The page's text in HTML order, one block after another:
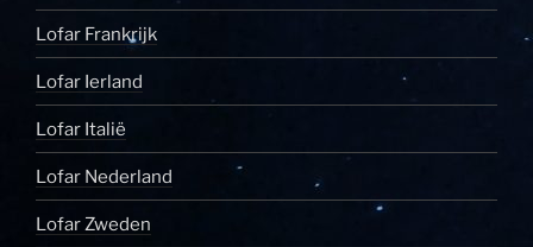
Lofar Frankrijk
Lofar Ierland
Lofar Italië
Lofar Nederland
Lofar Zweden